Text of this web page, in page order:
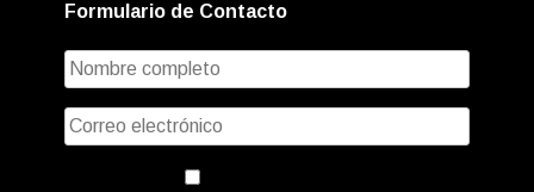
Formulario de Contacto